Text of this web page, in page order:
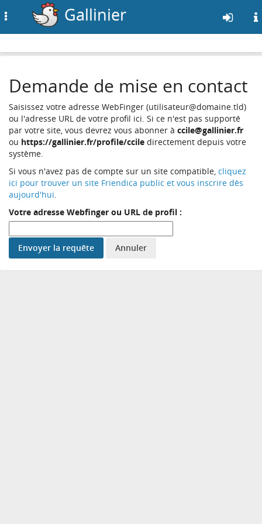
contenu
principal
Gallinier
Demande de mise en contact
Saisissez votre adresse WebFinger (utilisateur@domaine.tld)
ou l'adresse URL de votre profil ici. Si ce n'est pas supporté
par votre site, vous devrez vous abonner à ccile@gallinier.fr
ou https://gallinier.fr/profile/ccile directement depuis votre
système.
Si vous n'avez pas de compte sur un site compatible, cliquez
ici pour trouver un site Friendica public et vous inscrire dès
aujourd'hui.
Votre adresse Webfinger ou URL de profil :